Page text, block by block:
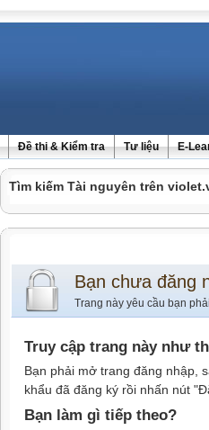
Đề thi & Kiểm tra Tư liệu E-
Tìm kiếm Tài nguyên trên
Bạn chưa đăng
Trang này yêu cầu bạn
Truy cập trang này như
Bạn phải mở trang đăng nhập,
khẩu đã đăng ký rồi nhấn nút
Bạn làm gì tiếp theo?